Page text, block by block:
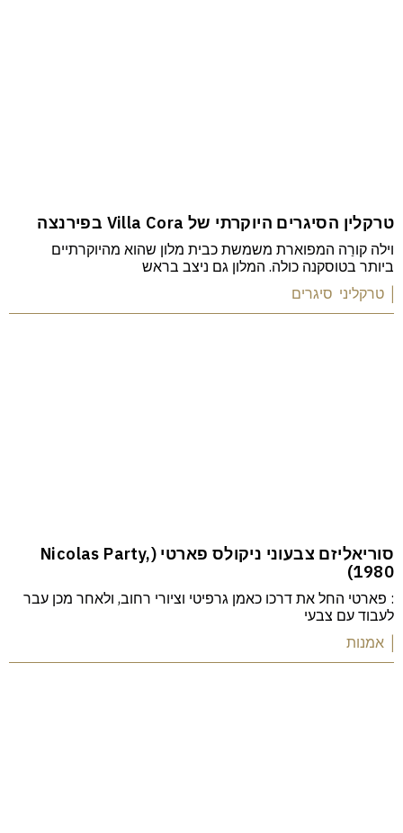
טרקלין הסיגרים היוקרתי של Villa Cora בפירנצה
וילה קורַה המפוארת משמשת כבית מלון שהוא מהיוקרתיים
ביותר בטוסקנה כולה. המלון גם ניצב בראש
| טרקליני סיגרים
סוריאליזם צבעוני ניקולס פארטי (Nicolas Party,
1980)
: פארטי החל את דרכו כאמן גרפיטי וציורי רחוב, ולאחר מכן עבר
לעבוד עם צבעי
| אמנות